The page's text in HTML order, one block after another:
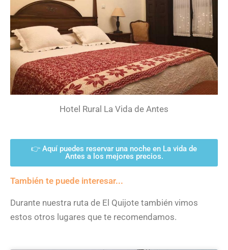
Hotel Rural La Vida de Antes
👉 Aquí puedes reservar una noche en La vida de
Antes a los mejores precios.
También te puede interesar...
Durante nuestra ruta de El Quijote también vimos
estos otros lugares que te recomendamos.